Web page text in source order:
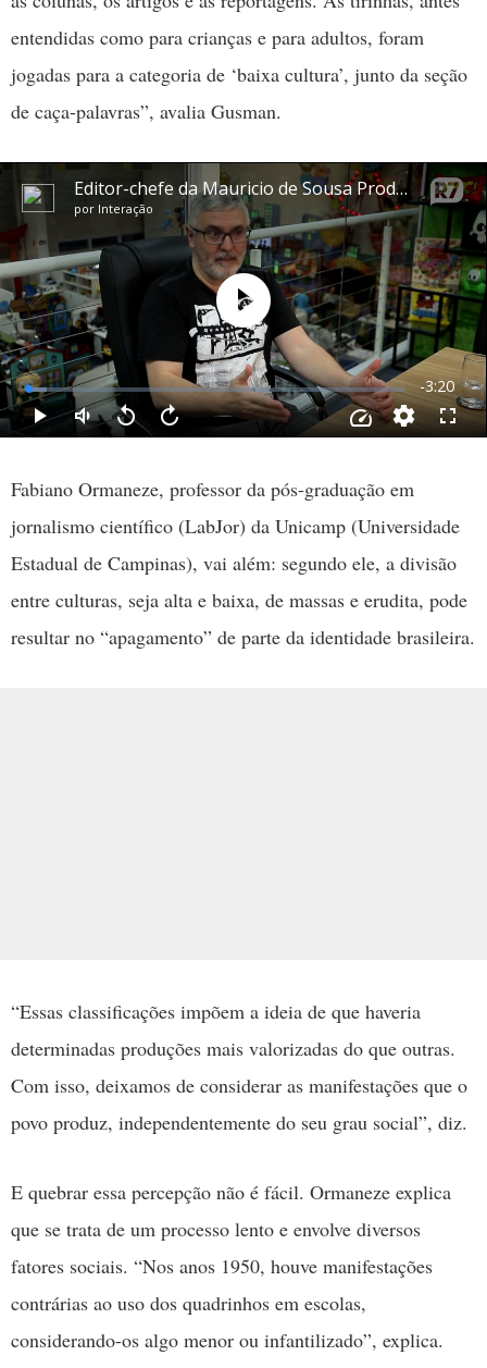
entendidas como para crianças e para adultos, foram
jogadas para a categoria de ‘baixa cultura’, junto da seção
de caça-palavras”, avalia Gusman.
Fabiano Ormaneze, professor da pós-graduação em
jornalismo científico (LabJor) da Unicamp (Universidade
Estadual de Campinas), vai além: segundo ele, a divisão
entre culturas, seja alta e baixa, de massas e erudita, pode
resultar no “apagamento” de parte da identidade brasileira.
“Essas classificações impõem a ideia de que haveria
determinadas produções mais valorizadas do que outras.
Com isso, deixamos de considerar as manifestações que o
povo produz, independentemente do seu grau social”, diz.
E quebrar essa percepção não é fácil. Ormaneze explica
que se trata de um processo lento e envolve diversos
fatores sociais. “Nos anos 1950, houve manifestações
contrárias ao uso dos quadrinhos em escolas,
considerando-os algo menor ou infantilizado”, explica.